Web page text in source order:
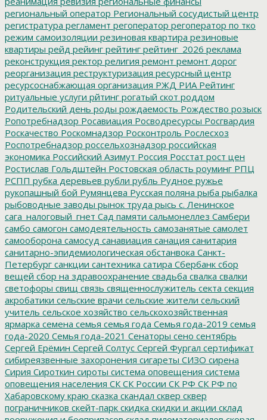
региональный оператор Региональный сосудистый центр
регистратура регламент регоператор регоператор по тко
режим самоизоляции резиновая квартира резиновые
квартиры рейд рейинг рейтинг рейтинг_2026 реклама
реконструкция ректор религия ремонт ремонт дорог
реорганизация реструктуризация ресурсный центр
ресурсоснабжающая организация РЖД РИА Рейтинг
ритуальные услуги рйтинг рогатый скот роддом
Родительский день роды рождаемость Рождество розыск
Ропотребнадзор Росавиация Росводресурсы Росгвардия
Роскачество Роскомнадзор Росконтроль Рослесхоз
Роспотребнадзор россельхознадзор российская
экономика Российский Азимут Россия Росстат рост цен
Ростислав Гольдштейн Ростовская область роуминг РПЦ
РСПП рубка деревьев рубли рубль Рудное ружье
рукопашный бой Румянцева Русская поляна рыба рыбалка
рыбоводные заводы рынок труда рысь с. Ленинское
сага_налоговый_гнет Сад памяти сальмонеллез Самбери
самбо самогон самодеятельность самозанятые самолет
самооборона самосуд санавиация санация санитария
санитарно-эпидемиологическая обстанвока Санкт-
Петербург санкции сантехника сатира Сбербанк сбор
вещей сбор на здравоохранение свадьба свалка свалки
светофоры свищ связь священнослужитель секта секция
акробатики сельские врачи сельские жители сельский
учитель сельское хозяйство сельскохозяйственная
ярмарка семена семья семья года Семья года-2019 семья
года-2020 Семья года-2021 Сенаторы сено сентябрь
Сергей Ерёмин Сергей Солтус Сергей Фургал сертификат
сибиреязвенные захоронения сигареты СИЗО сирена
Сирия Сироткин сироты система оповещения система
оповещения населения СК СК России СК РФ СК РФ по
Хабаровскому краю сказка скандал сквер сквер
пограничников скейт-парк скидка скидки и акции склад